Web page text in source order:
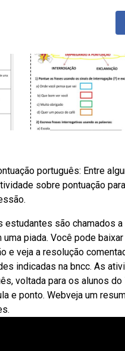
português: Entre
sobre pontuação
estudantes são
piada. Você pode
e veja a resolução
indicadas na bncc. As
voltada para os alunos
e ponto. Webveja um